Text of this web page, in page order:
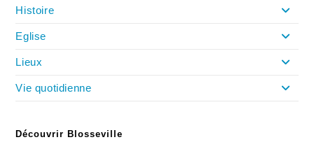
Histoire
Eglise
Lieux
Vie quotidienne
Découvrir Blosseville